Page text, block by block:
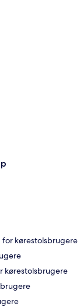
kørestolsbrugere
kørestolsbrugere